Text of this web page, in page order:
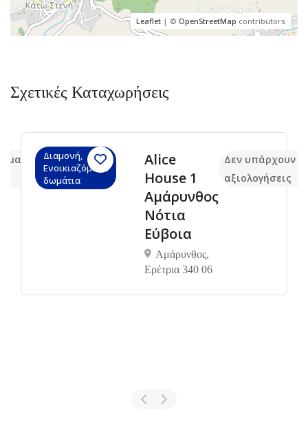
Leaflet | © OpenStreetMap contributors
Σχετικές Καταχωρήσεις
Διαμονή,
Ενοικιαζόμενα
δωμάτια
Alice
House 1
Αμάρυνθος
Νότια
Εύβοια
Αμάρυνθος,
Ερέτρια 340 06
Δεν υπάρχουν
αξιολογήσεις